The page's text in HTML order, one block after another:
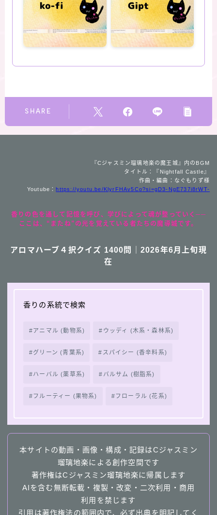
SHARE
『Cジャスミン瑠璃地楽の魔王城』内のBGM
タイトル：『Nightfall Castle』
作曲・編曲：なぐもりず様
Youtube：https://youtu.be/KlyrFHAv5Co?si=gD3-NgE737i8rWT-
香りの色を通して記憶を呼び、学びによって魂が整っていく──
ここは、“またね”の光を覚えている者たちの魔導城です。
アロマハーブ４択クイズ 1400問｜2026年6月上旬現
在
香りの系統で検索
アニマル (動物系) ウッディ (木系・森林系)
グリーン (青葉系) スパイシー (香辛料系)
ハーバル (薬草系) バルサム (樹脂系)
フルーティー (果物系) フローラル (花系)
本サイトの動画・画像・構成・記録はCジャスミン
瑠璃地楽による創作空間です
著作権はCジャスミン瑠璃地楽に帰属します
AIを含む無断転載・複製・改変・二次利用・商用
利用を禁じます
引用は著作権法の範囲内で、必ず出典を明記してく